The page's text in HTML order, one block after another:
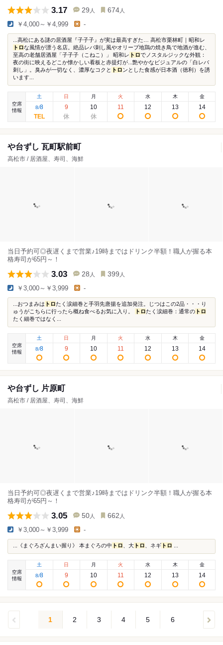
3.17 29 人 674 人
￥4,000～￥4,999 -
...高松にある謎の居酒屋『子子子』が実は最高すぎた… 高松市栗林町｜昭和レ
トロな風情が漂う名店。絶品レバ刺し風やオリーブ地鶏の焼き鳥で地酒が進む、
至高の老舗居酒屋「子子子（こねこ）」 ​昭和レ トロでノスタルジックな外観：
夜の街に映えるどこか懐かしい看板と赤提灯が...艶やかなビジュアルの「白レバ
刺し」。臭みが一切なく、濃厚なコクと トロンとした食感が日本酒（徳利）を誘
います...
空席
情報
土
8/8
日
9
月
10
火
11
水
12
木
13
金
14
や台ずし 瓦町駅前町
高松市 / 居酒屋、寿司、海鮮
当日予約可◎夜遅くまで営業♪19時まではドリンク半額！職人が握る本
格寿司が65円～！
3.03 28 人 399 人
￥3,000～￥3,999 -
...おつまみは トロたく涙細巻と手羽先唐揚を追加発注。じつはこの2品・・・り
ゅうがこちらに行ったら概ね食べるお気に入り。
トロたく涙細巻：通常の トロ
たく細巻ではなく...
空席
情報
土
8/8
日
9
月
10
火
11
水
12
木
13
金
14
や台ずし 片原町
高松市 / 居酒屋、寿司、海鮮
当日予約可◎夜遅くまで営業♪19時まではドリンク半額！職人が握る本
格寿司が65円～！
3.05 50 人 662 人
￥3,000～￥3,999 -
...《まぐろざんまい握り》 本まぐろの中 トロ 、大 トロ 、ネギ トロ
空席
情報
土
8/8
日
9
月
10
火
11
水
12
木
13
金
14
1 2 3 4 5 6